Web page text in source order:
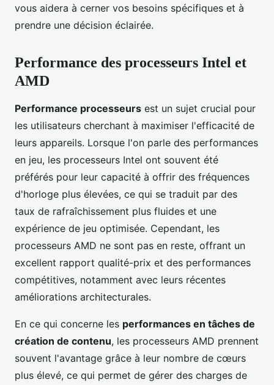
vous aidera à cerner vos besoins spécifiques et à
prendre une décision éclairée.
Performance des processeurs Intel et
AMD
Performance processeurs est un sujet crucial pour
les utilisateurs cherchant à maximiser l'efficacité de
leurs appareils. Lorsque l'on parle des performances
en jeu, les processeurs Intel ont souvent été
préférés pour leur capacité à offrir des fréquences
d'horloge plus élevées, ce qui se traduit par des
taux de rafraîchissement plus fluides et une
expérience de jeu optimisée. Cependant, les
processeurs AMD ne sont pas en reste, offrant un
excellent rapport qualité-prix et des performances
compétitives, notamment avec leurs récentes
améliorations architecturales.
En ce qui concerne les performances en tâches de
création de contenu, les processeurs AMD prennent
souvent l'avantage grâce à leur nombre de cœurs
plus élevé, ce qui permet de gérer des charges de